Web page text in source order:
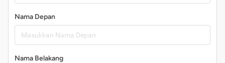
Nama Depan
Nama Belakang